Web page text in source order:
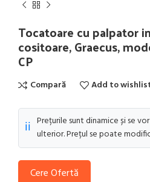
Tocatoare cu palpator
cositoare, Graecus,
CP
Compară Add to
ℹ️ Prețurile sunt dinamice și se
ulterior. Prețul se poate
Cere Ofertă